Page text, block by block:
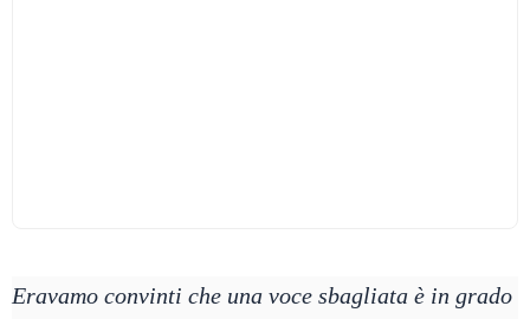
Eravamo convinti che una voce sbagliata è in grado